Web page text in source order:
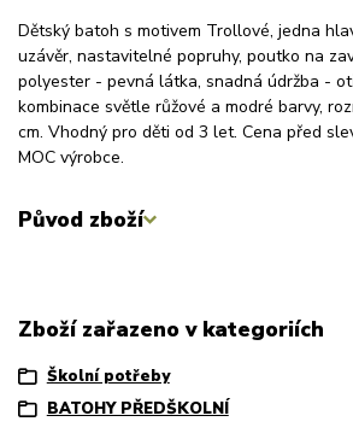
Dětský batoh s motivem Trollové, jedna
uzávěr, nastavitelné popruhy, poutko na
polyester - pevná látka, snadná údržba -
kombinace světle růžové a modré barvy,
cm. Vhodný pro děti od 3 let. Cena před
MOC výrobce.
Původ zboží
Zboží zařazeno v kategoriích
Školní potřeby
BATOHY PŘEDŠKOLNÍ